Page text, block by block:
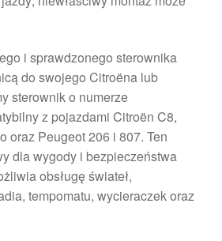
i sprawdzonego sterownika
do swojego Citroëna lub
sterownik o numerze
z pojazdami Citroën C8,
oraz Peugeot 206 i 807. Ten
dla wygody i bezpieczeństwa
obsługę świateł,
tempomatu, wycieraczek oraz